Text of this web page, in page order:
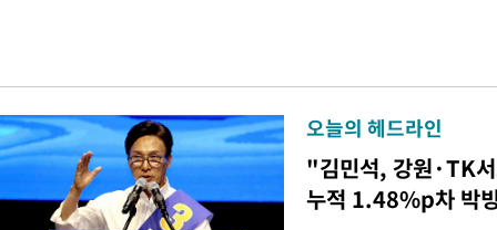
오늘의 헤드라인
"김민석, 강원·TK
누적 1.48%p차 박